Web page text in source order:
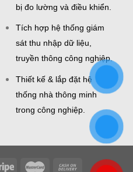
bị đo lường và điều khiển.
Tích hợp hệ thống giám
sát thu nhập dữ liệu,
truyền thông công nghiệp.
Thiết kế & lắp đặt hệ
thống nhà thông minh
trong công nghiệp.